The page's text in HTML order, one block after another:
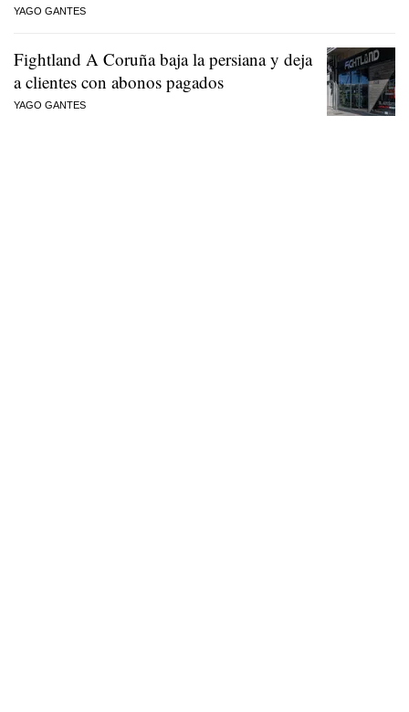
YAGO GANTES
Fightland A Coruña baja la persiana y deja
a clientes con abonos pagados
YAGO GANTES